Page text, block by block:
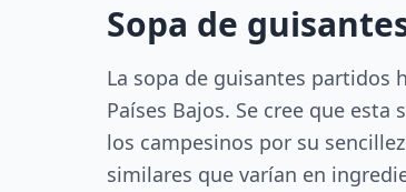
Sopa de
La sopa de guisantes partidos
Países Bajos. Se cree que
los campesinos por su
similares que varían en